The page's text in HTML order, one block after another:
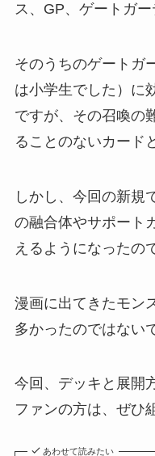
ス、GP、ゲートガー
そのうちのゲートガ
は小学生でした）に
ですが、その召喚の
ることのないカード
しかし、今回の新規
の融合体やサポート
えるようになったの
漫画に出てきたモン
多かったのではない
今回、デッキと展開
ファンの方は、ぜひ
あわせて読みたい